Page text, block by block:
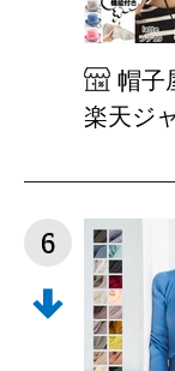
帽子
楽天ジ
6